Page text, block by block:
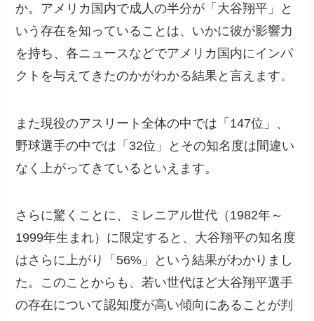
か。アメリカ国内で成人の半分が「大谷翔平」と
いう存在を知っていることは、いかに彼が影響力
を持ち、各ニュースなどでアメリカ国内にインパ
クトを与えてきたのかがわかる結果と言えます。
また現役のアスリート全体の中では「147位」、
野球選手の中では「32位」とその知名度は間違い
なく上がってきているといえます。
さらに驚くことに、ミレニアル世代（1982年～
1999年生まれ）に限定すると、大谷翔平の知名度
はさらに上がり「56%」という結果がわかりまし
た。このことからも、若い世代ほど大谷翔平選手
の存在について認知度が高い傾向にあることが判